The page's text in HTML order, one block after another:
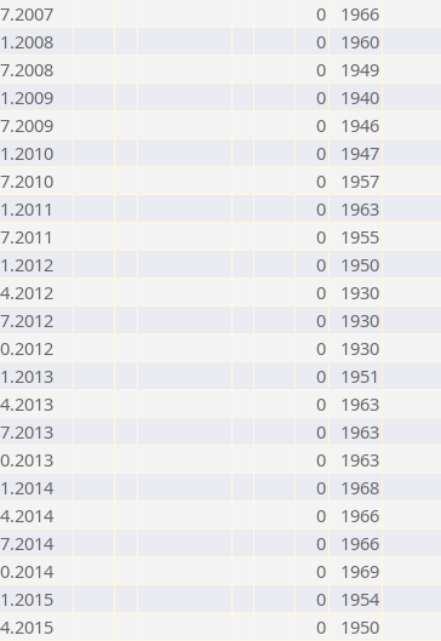
0
1966
0
1960
0
1949
0
1940
0
1946
0
1947
0
1957
0
1963
0
1955
0
1950
0
1930
0
1930
0
1930
0
1951
0
1963
0
1963
0
1963
0
1968
0
1966
0
1966
0
1969
0
1954
0
1950